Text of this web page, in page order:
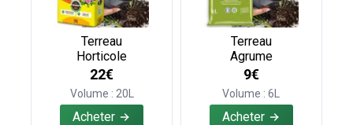
Terreau
Horticole
22€
Volume : 20L
Acheter
Terreau
Agrume
9€
Volume : 6L
Acheter